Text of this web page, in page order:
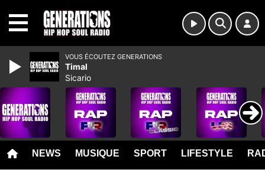
NEWS MUSIQUE SPORT LIFESTYLE
VOUS ÉCOUTEZ GENERATIONS
Timal
Sicario